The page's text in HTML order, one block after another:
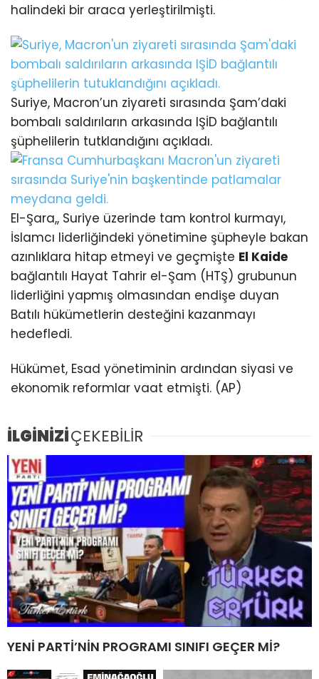
halindeki bir araca yerleştirilmişti.
Suriye, Macron’un ziyareti sırasında Şam’daki
bombalı saldırıların arkasında IŞİD bağlantılı
şüphelilerin tutklandığını açıkladı.
El-Şara,, Suriye üzerinde tam kontrol kurmayı,
İslamcı liderliğindeki yönetimine şüpheyle bakan
azınlıklara hitap etmeyi ve geçmişte El Kaide
bağlantılı Hayat Tahrir el-Şam (HTŞ) grubunun
liderliğini yapmış olmasından endişe duyan
Batılı hükümetlerin desteğini kazanmayı
hedefledi.
Hükümet, Esad yönetiminin ardından siyasi ve
ekonomik reformlar vaat etmişti. (AP)
İLGİNİZİÇEKEBİLİR
YENİ PARTİ’NİN PROGRAMI SINIFI GEÇER Mİ?